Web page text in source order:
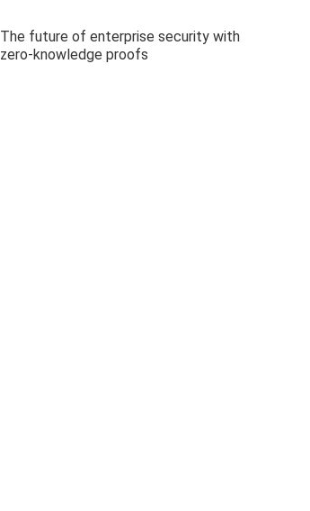
The future of enterprise security with
zero-knowledge proofs